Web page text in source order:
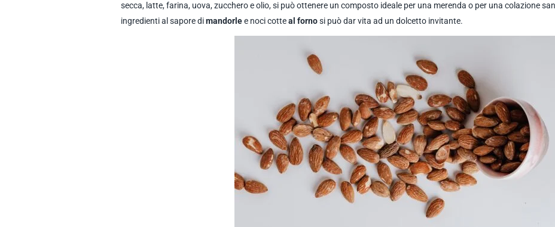
secca, latte, farina, uova, zucchero e olio, si può ottenere un composto ideale per una merenda o per una colazione
ingredienti al sapore dimandorlee noci cotteal fornosi può dar vita ad un dolcetto invitante.